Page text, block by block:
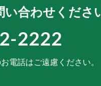
い合わせくださ
2222
電話はご遠慮ください。